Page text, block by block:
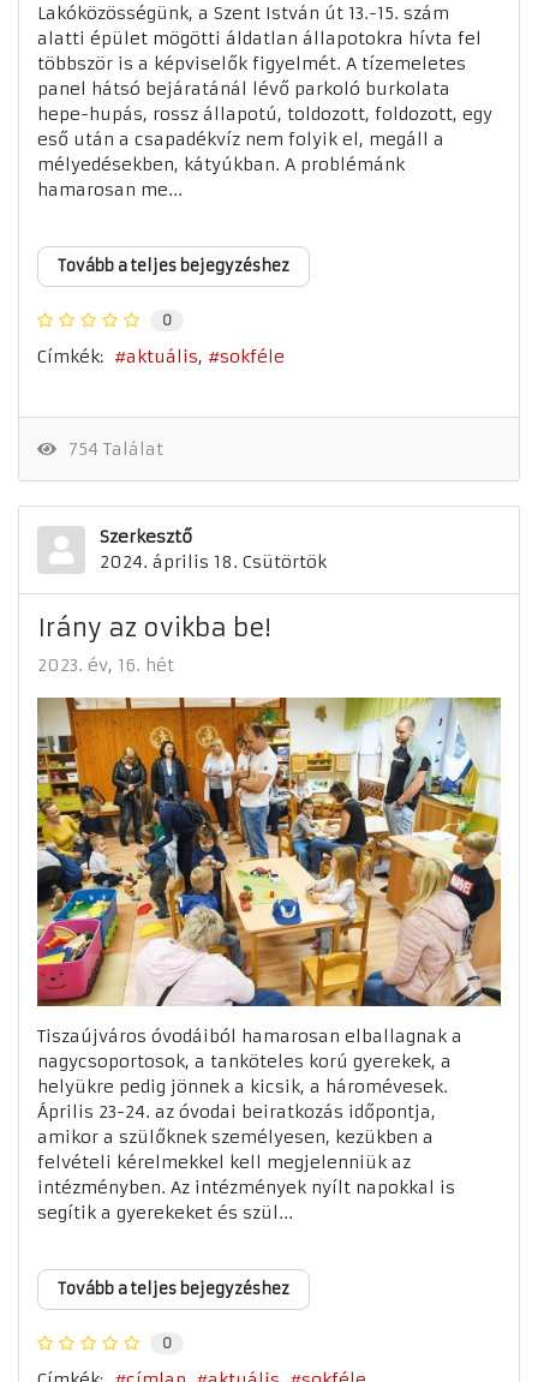
Lakóközösségünk, a Szent István út 13.-15. szám
alatti épület mögötti áldatlan állapotokra hívta fel
többször is a képviselők figyelmét. A tízemeletes
panel hátsó bejáratánál lévő parkoló burkolata
hepe-hupás, rossz állapotú, toldozott, foldozott, egy
eső után a csapadékvíz nem folyik el, megáll a
mélyedésekben, kátyúkban. A problémánk
hamarosan me...
Tovább a teljes bejegyzéshez
0
Címkék: aktuális sokféle
754 Találat
Szerkesztő
2024. április 18. Csütörtök
Irány az ovikba be!
2023. év 16. hét
Tiszaújváros óvodáiból hamarosan elballagnak a
nagycsoportosok, a tanköteles korú gyerekek, a
helyükre pedig jönnek a kicsik, a háromévesek.
Április 23-24. az óvodai beiratkozás időpontja,
amikor a szülőknek személyesen, kezükben a
felvételi kérelmekkel kell megjelenniük az
intézményben. Az intézmények nyílt napokkal is
segítik a gyerekeket és szül...
Tovább a teljes bejegyzéshez
0